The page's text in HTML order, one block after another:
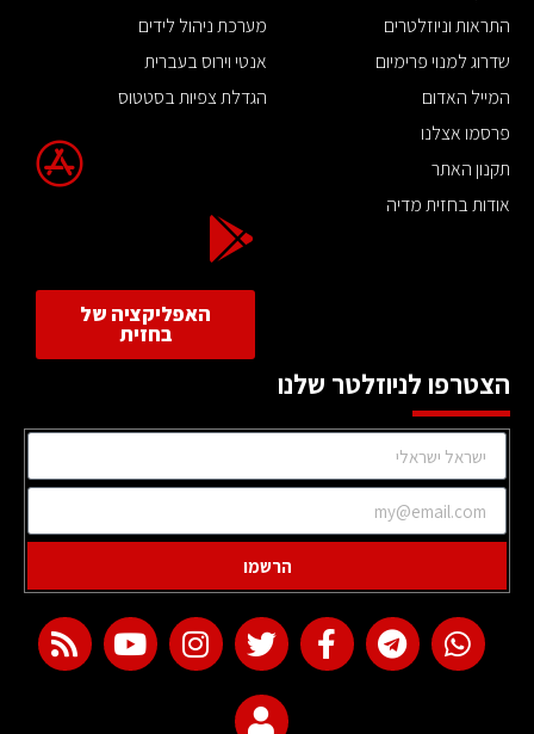
התראות וניוזלטרים
שדרוג למנוי פרימיום
המייל האדום
פרסמו אצלנו
תקנון האתר
אודות בחזית מדיה
מערכת ניהול לידים
אנטי וירוס בעברית
הגדלת צפיות בסטטוס
האפליקציה של
בחזית
הצטרפו לניוזלטר שלנו
הרשמו